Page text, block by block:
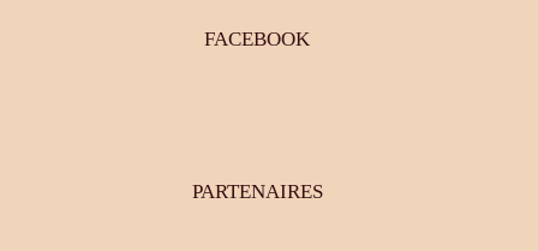
FACEBOOK
PARTENAIRES